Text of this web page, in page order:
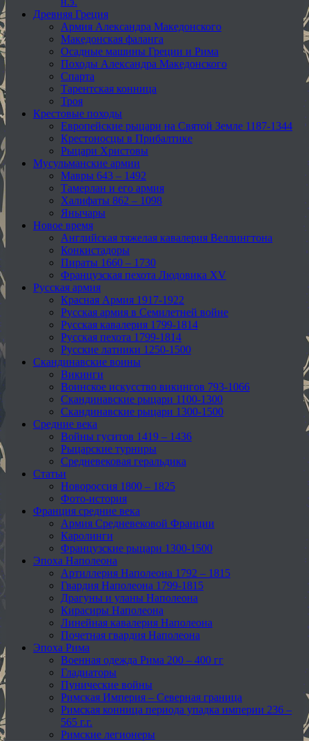
Древняя Греция
Армия Александра Македонского
Македонская фаланга
Осадные машины Греции и Рима
Походы Александра Македонского
Спарта
Тарентская конница
Троя
Крестовые походы
Европейские рыцари на Святой Земле 1187-1344
Крестоносцы в Прибалтике
Рыцари Христовы
Мусульманские армии
Мавры 643 – 1492
Тамерлан и его армия
Халифаты 862 – 1098
Янычары
Новое время
Английская тяжелая кавалерия Веллингтона
Конкистадоры
Пираты 1660 – 1730
Французская пехота Людовика XV
Русская армия
Красная Армия 1917-1922
Русская армия в Семилетней войне
Русская кавалерия 1799-1814
Русская пехота 1799-1814
Русские латники 1250-1500
Скандинавские воины
Викинги
Воинское искусство викингов 793-1066
Скандинавские рыцари 1100-1300
Скандинавские рыцари 1300-1500
Средние века
Войны гуситов 1419 – 1436
Рыцарские турниры
Средневековая геральдика
Статьи
Новороссия 1800 – 1825
Фото-история
Франция средние века
Армия Средневековой Франции
Каролинги
Французские рыцари 1300-1500
Эпоха Наполеона
Артиллерия Наполеона 1792 – 1815
Гвардия Наполеона 1799-1815
Драгуны и уланы Наполеона
Кирасиры Наполеона
Линейная кавалерия Наполеона
Почетная гвардия Наполеона
Эпоха Рима
Военная одежда Рима 200 – 400 гг
Гладиаторы
Пунические войны
Римская Империя – Северная граница
Римская конница периода упадка империи 236 –
565 г.г.
Римские легионеры